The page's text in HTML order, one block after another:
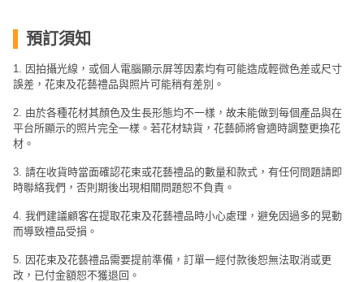
預訂須知
1. 因拍攝光線，或個人電腦顯示屏等因素均有可能造成輕微色差或尺寸
誤差，花束及花藝禮品與照片可能稍有差別。
2. 由於各種花材其顏色及生長形態均不一樣，故未能做到每個產品與在
平台所顯示的照片完全一樣。若花材缺貨，花藝師將會適時調整更換花
材。
3. 請在收貨時當面確認花束或花藝禮品的數量和款式，有任何問題請即
時聯絡我們，否則期後出現相關問題恕不負責。
4. 我們建議顧客在提取花束及花藝禮品時小心處理，避免因過多的晃動
而導致禮品受損。
5. 因花束及花藝禮品需要提前準備，訂單一經付款後恕無法取消或更
改，已付金額恕不獲退回。